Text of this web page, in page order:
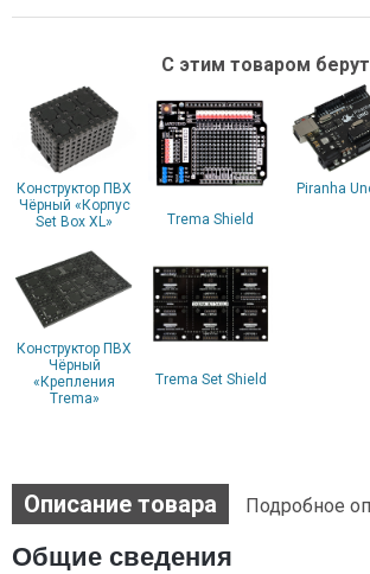
С этим товаром берут
Конструктор ПВХ
Чёрный «Корпус
Set Box XL»
Trema Shield
Piranha
Конструктор ПВХ
Чёрный
«Крепления
Trema»
Trema Set Shield
Описание товара Подробное
Общие сведения